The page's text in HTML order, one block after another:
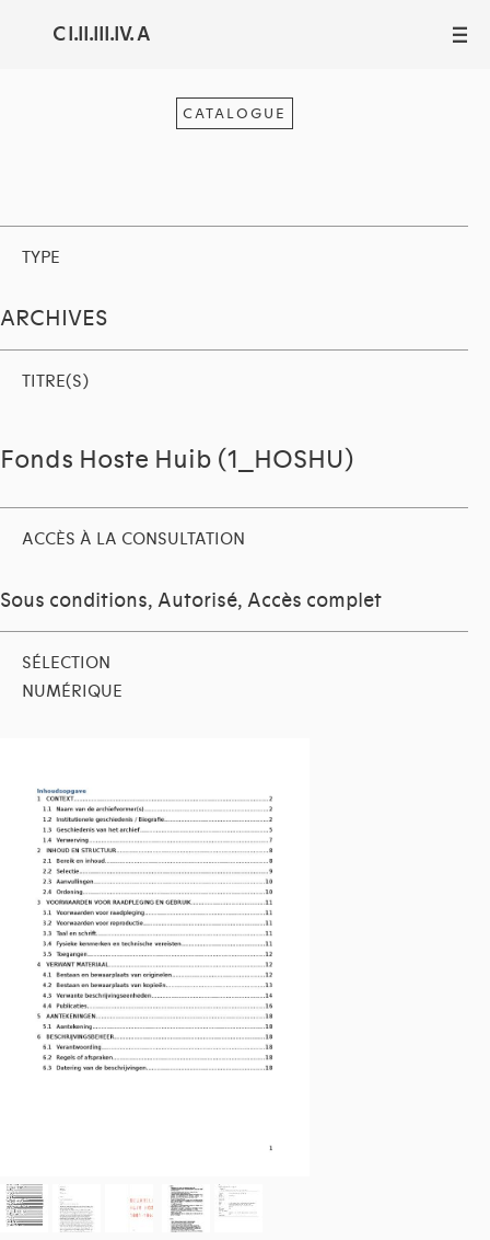
C I.II.III.IV. A III
CATALOGUE
TYPE
ARCHIVES
TITRE(S)
Fonds Hoste Huib (1_HOSHU)
ACCÈS À LA CONSULTATION
Sous conditions, Autorisé, Accès complet
SÉLECTION
NUMÉRIQUE